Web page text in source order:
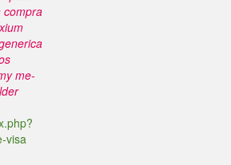
compra
me-
visa